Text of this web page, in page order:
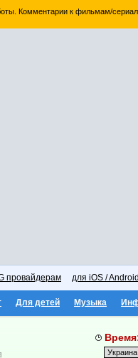
Комментарии к фильмам/
провайдерам для iOS /
Для детей Музыка